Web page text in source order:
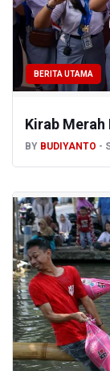
BERITA UTAMA
Kirab Merah
BY BUDIYANTO